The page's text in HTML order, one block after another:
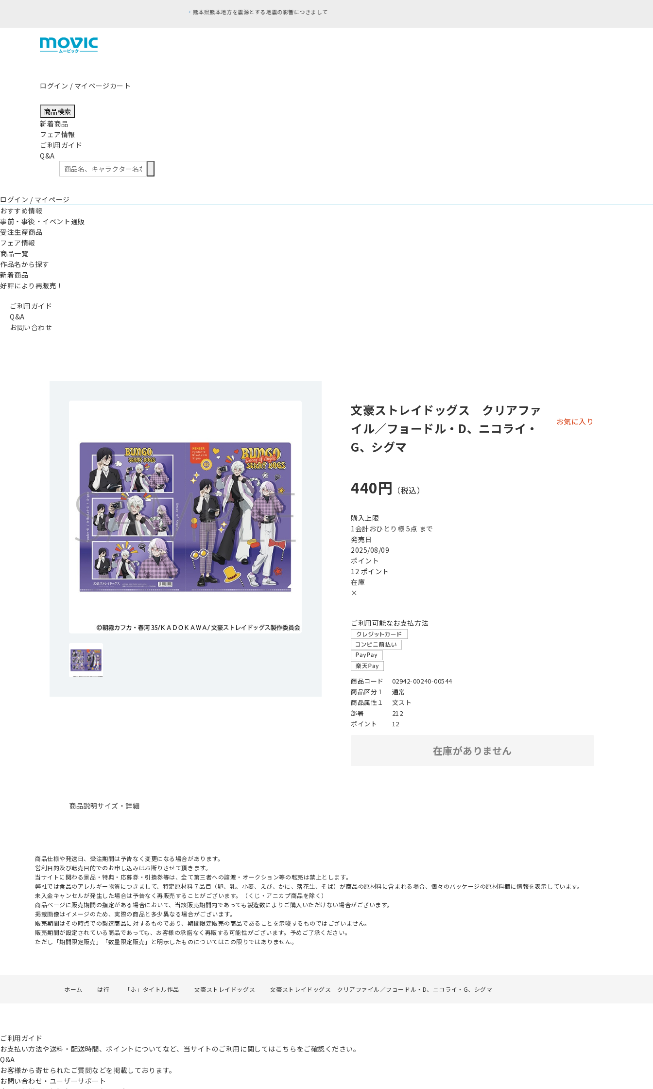
RFC違反アドレスのご利用について
ログイン / マイページカート
商品検索
新着商品
フェア情報
ご利用ガイド
Q&A
ログイン / マイページ
おすすめ情報
事前・事後・イベント通販
受注生産商品
フェア情報
商品一覧
作品名から探す
新着商品
好評により再販売！
ご利用ガイド
Q&A
お問い合わせ
文豪ストレイドッグス クリアファ
イル／フョードル・D、ニコライ・
G、シグマ
お気に入り
440円
購入上限
1会計おひとり様 5点 まで
発売日
2025/08/09
ポイント
12 ポイント
在庫
×
ご利用可能なお支払方法
商品コード
02942-00240-00544
商品区分１
通常
商品属性１
文スト
部署
212
ポイント
12
在庫がありません
商品説明サイズ・詳細
商品仕様や発送日、受注期間は予告なく変更になる場合があります。
営利目的及び転売目的でのお申し込みはお断りさせて頂きます。
当サイトに関わる景品・特典・応募券・引換券等は、全て第三者への譲渡・オークション等の転売は禁止とします。
弊社では食品のアレルギー物質につきまして、特定原材料７品目（卵、乳、小麦、えび、かに、落花生、そば）が商品の原材料に含まれる場合、個々のパッケージの原材料欄に情報を表示しています。
未入金キャンセルが発生した場合は予告なく再販売することがございます。（くじ・アニカプ商品を除く）
商品ページに販売期間の指定がある場合において、当該販売期間内であっても製造数によりご購入いただけない場合がございます。
掲載画像はイメージのため、実際の商品と多少異なる場合がございます。
販売期間はその時点での製造商品に対するものであり、期間限定販売の商品であることを示唆するものではございません。
販売期間が設定されている商品であっても、お客様の承諾なく再販する可能性がございます。予めご了承ください。
ただし「期間限定販売」「数量限定販売」と明示したものについてはこの限りではありません。
ホーム は行 「ふ」タイトル作品 文豪ストレイドッグス 文豪ストレイドッグス クリアファイル／フョードル・D、ニコライ・G、シグマ
ご利用ガイド
お支払い方法や送料・配送時間、ポイントについてなど、当サイトのご利用に関してはこちらをご確認ください。
Q&A
お客様から寄せられたご質問などを掲載しております。
お問い合わせ・ユーザーサポート